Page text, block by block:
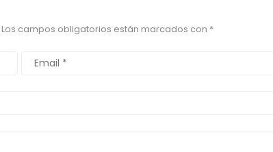
Los campos obligatorios están marcados con *